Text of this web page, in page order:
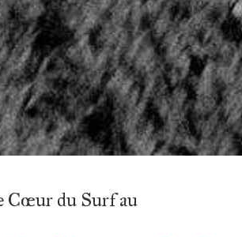
Cœur du Surf au